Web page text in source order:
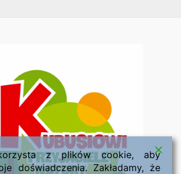
z plików cookie, aby
doświadczenia. Zakładamy, że